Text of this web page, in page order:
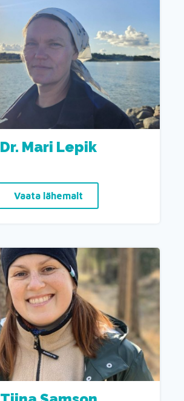
Dr. Mari Lepik
Vaata lähemalt